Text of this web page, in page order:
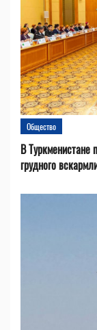
Общество
В
грудного